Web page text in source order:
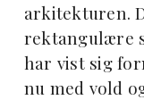
arkitekturen.
rektangulære
har vist sig
nu med vold